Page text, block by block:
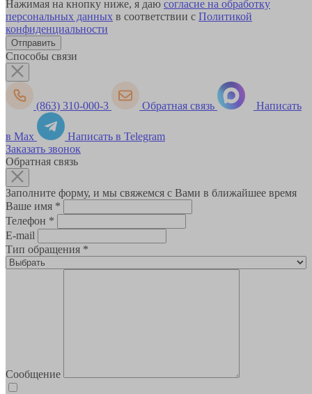
Нажимая на кнопку ниже, я даю согласие на обработку
персональных данных в соответствии с Политикой
конфиденциальности
Способы связи
(863) 310-000-3 Обратная связь Написать
в Max
Написать в Telegram
Заказать звонок
Обратная связь
Заполните форму, и мы свяжемся с Вами в ближайшее время
Ваше имя *
Телефон *
E-mail
Тип обращения *
Сообщение